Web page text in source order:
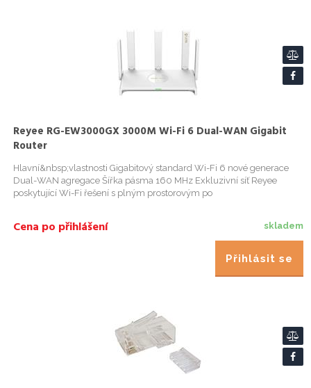
Reyee RG-EW3000GX 3000M Wi-Fi 6 Dual-WAN Gigabit
Router
Hlavní&nbsp;vlastnosti Gigabitový standard Wi-Fi 6 nové generace
Dual-WAN agregace Šířka pásma 160 MHz Exkluzivní síť Reyee
poskytující Wi-Fi řešení s plným prostorovým po
skladem
Cena po přihlášení
Přihlásit se